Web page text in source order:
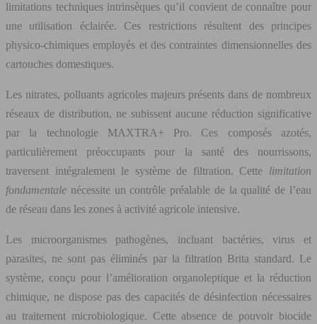
limitations techniques intrinsèques qu’il convient de connaître pour
une utilisation éclairée. Ces restrictions résultent des principes
physico-chimiques employés et des contraintes dimensionnelles des
cartouches domestiques.
Les nitrates, polluants agricoles majeurs présents dans de nombreux
réseaux de distribution, ne subissent aucune réduction significative
par la technologie MAXTRA+ Pro. Ces composés azotés,
particulièrement préoccupants pour la santé des nourrissons,
traversent intégralement le système de filtration. Cette limitation
fondamentale nécessite un contrôle préalable de la qualité de l’eau
de réseau dans les zones à activité agricole intensive.
Les microorganismes pathogènes, incluant bactéries, virus et
parasites, ne sont pas éliminés par la filtration Brita standard. Le
système, conçu pour l’amélioration organoleptique et la réduction
chimique, ne dispose pas des capacités de désinfection nécessaires
au traitement microbiologique. Cette absence de pouvoir biocide